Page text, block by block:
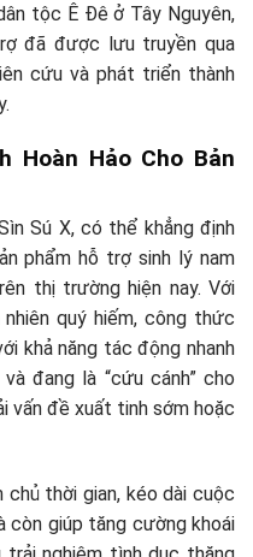
tộc Ê Đê ở Tây Nguyên,
đã được lưu truyền qua
cứu và phát triển thành
Hoàn Hảo Cho Bản
Sú X, có thể khẳng định
phẩm hỗ trợ sinh lý nam
thị trường hiện nay. Với
quý hiếm, công thức
khả năng tác động nhanh
đang là “cứu cánh” cho
vấn đề xuất tinh sớm hoặc
chủ thời gian, kéo dài cuộc
còn giúp tăng cường khoái